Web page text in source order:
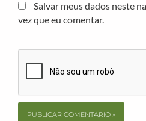
Salvar meus dados neste
vez que eu comentar.